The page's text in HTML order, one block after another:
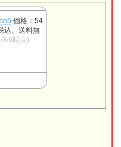
価格：54
込、送料無
3/6時点)